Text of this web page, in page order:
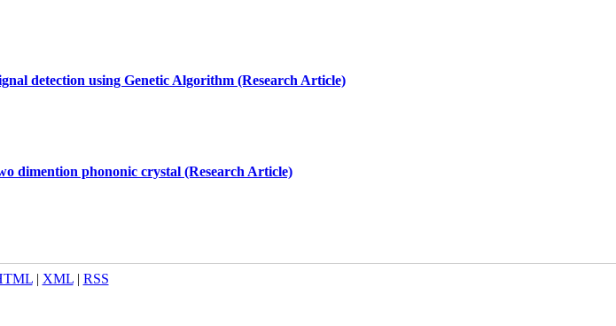
detection using ‎Genetic ‎Algorithm (Research Article)
dimention phononic crystal (Research Article)
| XML| RSS